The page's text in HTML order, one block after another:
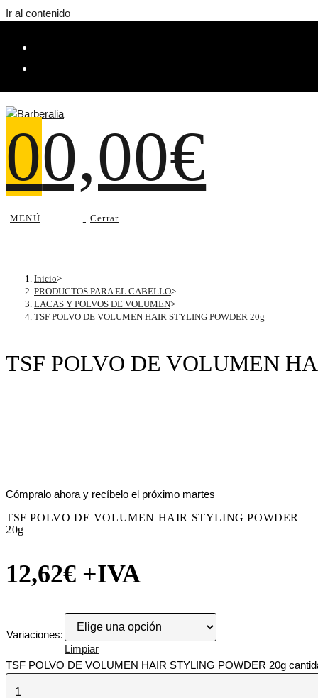
Ir al contenido
00,00€
MENÚ Cerrar
TSF POLVO DE VOLUMEN
Inicio>
PRODUCTOS PARA EL CABELLO>
LACAS Y POLVOS DE VOLUMEN>
TSF POLVO DE VOLUMEN HAIR STYLING POWDER 20g
Cómpralo ahora y recíbelo el próximo martes
TSF POLVO DE VOLUMEN HAIR STYLING POWDER
20g
12,62€ +IVA
Variaciones:
Limpiar
TSF POLVO DE VOLUMEN HAIR STYLING POWDER 20g